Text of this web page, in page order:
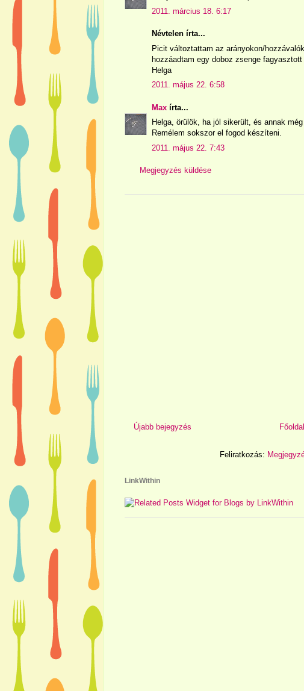
2011. március 18. 6:17
Névtelen írta...
Picit változtattam az arányokon/
hozzáadtam egy doboz zsenge
Helga
2011. május 22. 6:58
Max írta...
Helga, örülök, ha jól sikerült, és annak
Remélem sokszor el fogod készíteni.
2011. május 22. 7:43
Megjegyzés küldése
Újabb bejegyzés Főoldal
Feliratkozás:
LinkWithin